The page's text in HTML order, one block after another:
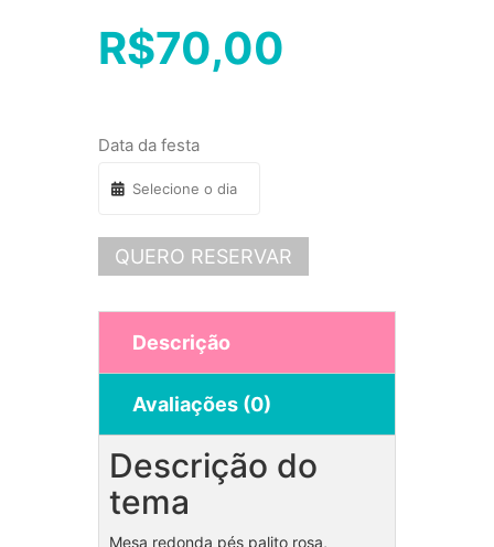
R$70,00
Data da festa
QUERO RESERVAR
Descrição
Avaliações (0)
Descrição do
tema
Mesa redonda pés palito rosa,